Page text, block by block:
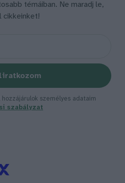
témáiban. Ne maradj le,
cikkeinket!
személyes adataim
szabályzat